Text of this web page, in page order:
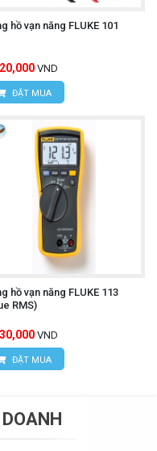
hồ vạn năng FLUKE 101
VND
ĐẶT MUA
hồ vạn năng FLUKE 113
RMS)
VND
ĐẶT MUA